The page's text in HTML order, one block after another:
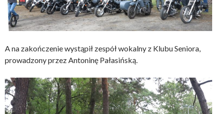
A na zakończenie wystąpił zespół wokalny z Klubu Seniora,
prowadzony przez Antoninę Pałasińską.